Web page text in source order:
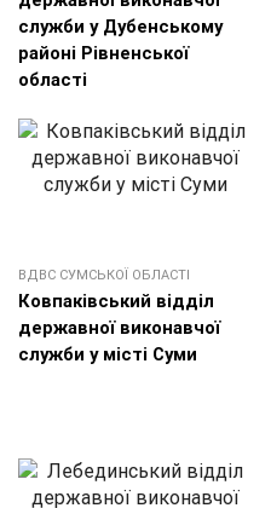
служби у Дубенському
районі Рівненської
області
ВДВС СУМСЬКОЇ ОБЛАСТІ
Ковпаківський відділ
державної виконавчої
служби у місті Суми